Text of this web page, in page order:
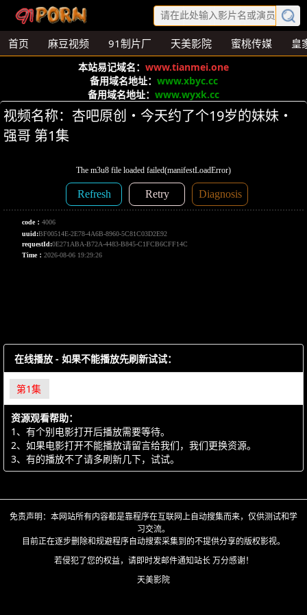
首页 麻豆视频 91制片厂 天美影院 蜜桃传媒 皇
本站易记域名： www.tianmei.one
备用域名地址： www.xbyc.cc
备用域名地址： www.wyxk.cc
视频名称：杏吧原创・今天约了个19岁的妹妹・
强哥 第1集
在线播放 - 如果不能播放先刷新试试：
第1集
资源观看帮助：
1、有个别电影打开后播放需要等待。
2、如果电影打开不能播放请留言给我们，我们更换资源。
3、有的播放不了请多刷新几下，试试。
免责声明：本网站所有内容都是靠程序在互联网上自动搜集而来，仅供测试和学
习交流。
目前正在逐步删除和规避程序自动搜索采集到的不提供分享的版权影视。
若侵犯了您的权益，请即时发邮件通知站长 万分感谢！
天美影院